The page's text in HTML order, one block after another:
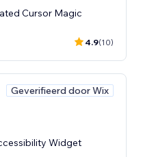
Cursor Magic
4.9(10)
Geverifieerd door Wix
Widget